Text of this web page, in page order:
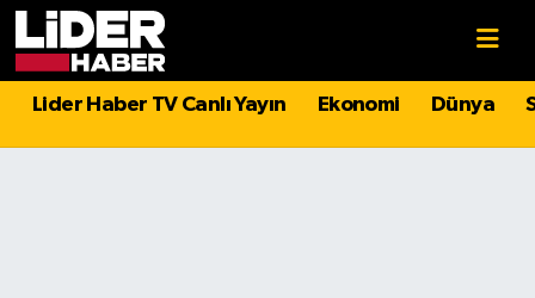
Lider Haber TV Canlı Yayın Ekonomi Dünya
Politika
Hava Durumu